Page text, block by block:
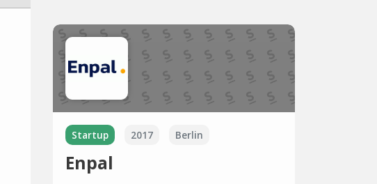
Startup 2017 Berlin
Enpal